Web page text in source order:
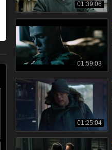
01:39:06
01:59:03
01:25:04